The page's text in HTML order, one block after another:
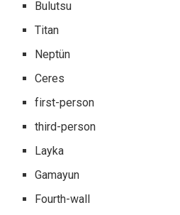
Bulutsu
Titan
Neptün
Ceres
first-person
third-person
Layka
Gamayun
Fourth-wall